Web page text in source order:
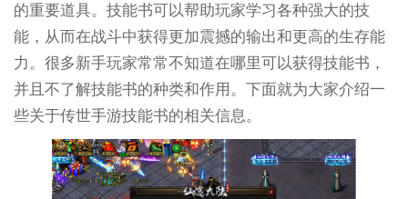
的重要道具。技能书可以帮助玩家学习各种强大的技
能，从而在战斗中获得更加震撼的输出和更高的生存能
力。很多新手玩家常常不知道在哪里可以获得技能书，
并且不了解技能书的种类和作用。下面就为大家介绍一
些关于传世手游技能书的相关信息。